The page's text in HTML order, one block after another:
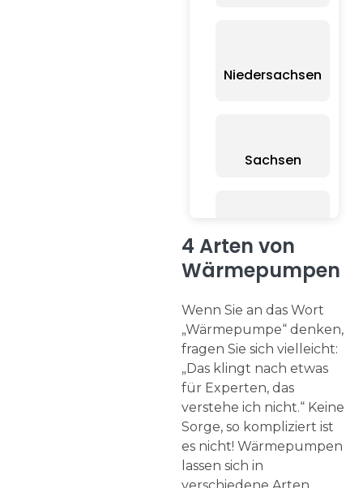
Niedersachsen
Sachsen
Schleswig-
Holstein
4 Arten von
Wärmepumpen
Wenn Sie an das Wort
„Wärmepumpe“ denken,
fragen Sie sich vielleicht:
„Das klingt nach etwas
für Experten, das
verstehe ich nicht.“ Keine
Sorge, so kompliziert ist
es nicht! Wärmepumpen
lassen sich in